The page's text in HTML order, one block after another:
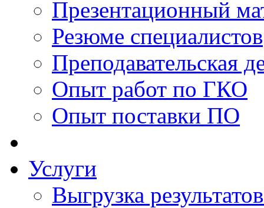
Презентационный
Резюме специалистов
Преподавательская
Опыт работ по ГКО
Опыт поставки ПО
Услуги
Выгрузка